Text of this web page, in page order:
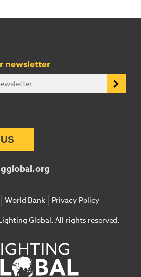
newsletter
World Bank
Privacy Policy
Global. All rights reserved.